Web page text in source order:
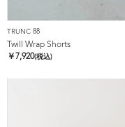
TRUNC 88
Twill Wrap Shorts
￥ 7,920(税込)